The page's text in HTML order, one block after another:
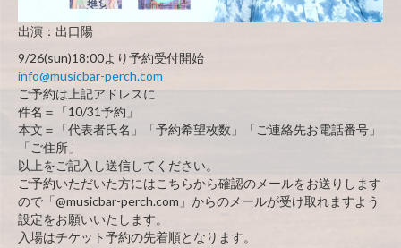
出演：出口陽
9/26(sun)18:00より予約受付開始
info@musicbar-perch.com
ご予約は上記アドレスに
件名＝「10/31予約」
本文＝「代表者氏名」「予約希望枚数」「ご連絡先お電話番号」
「ご住所」
以上をご記入し送信してください。
ご予約いただいた方にはこちらから確認のメールをお送りします
ので「@musicbar-perch.com」からのメールが受け取れますよう
設定をお願いいたします。
入場はチケット予約の先着順となります。